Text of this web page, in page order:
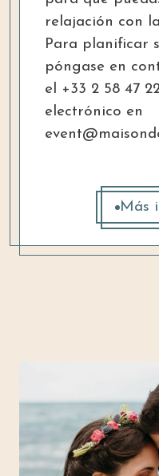
relajación con
Para planificar
póngase en
el +33 2 58 47
electrónico en
Más